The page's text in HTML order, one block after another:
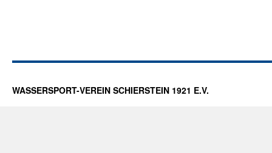
WASSERSPORT-VEREIN SCHIERSTEIN 1921 E.V.